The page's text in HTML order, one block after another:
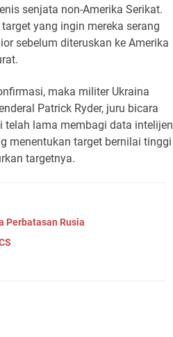
senjata non-Amerika Serikat.
yang ingin mereka serang
sebelum diteruskan ke Amerika
maka militer Ukraina
Patrick Ryder, juru bicara
telah lama membagi data intelijen
menentukan target bernilai tinggi
targetnya.
Perbatasan Rusia